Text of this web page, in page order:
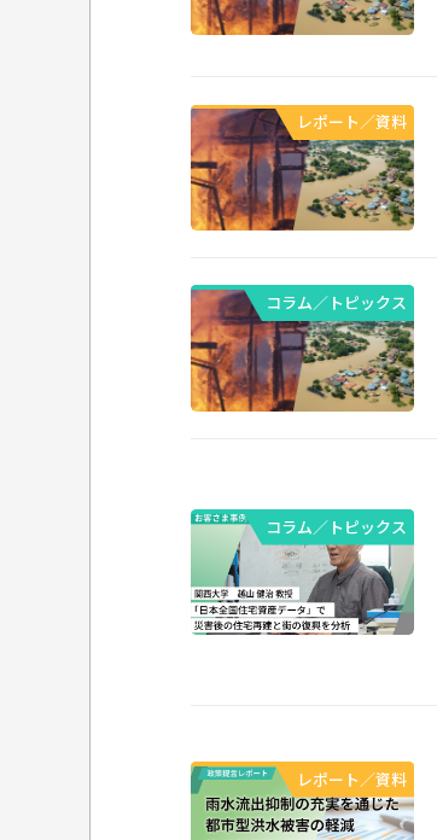
レポート／資料
コラム／トピックス
コラム／トピックス
レポート／資料